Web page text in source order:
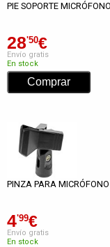
PIE SOPORTE
28'50€
Envío gratis
En stock
PINZA PARA MICRÓFONO
4'99€
Envío gratis
En stock